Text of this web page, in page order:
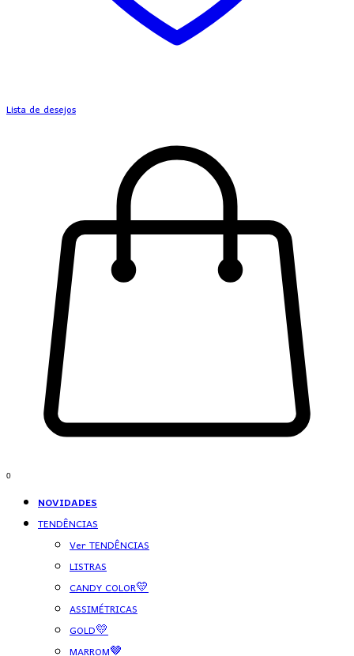
Lista de desejos
0
NOVIDADES
TENDÊNCIAS
Ver TENDÊNCIAS
LISTRAS
CANDY COLOR💛
ASSIMÉTRICAS
GOLD💛